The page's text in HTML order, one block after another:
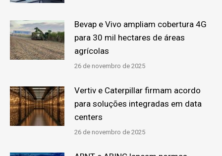
Bevap e Vivo ampliam cobertura 4G
para 30 mil hectares de áreas
agrícolas
26 de novembro de 2025
Vertiv e Caterpillar firmam acordo
para soluções integradas em data
centers
26 de novembro de 2025